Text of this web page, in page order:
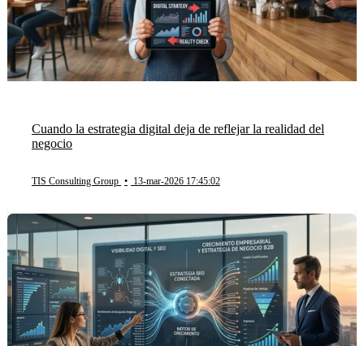
Cuando la estrategia digital deja de reflejar la realidad del
negocio
TIS Consulting Group • 13-mar-2026 17:45:02